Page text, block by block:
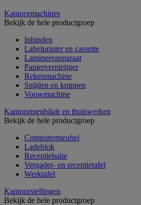
Kantoormachines
Bekijk de hele productgroep
Inbinden
Labelprinter en cassette
Lamineerapparaat
Papiervernietiger
Rekenmachine
Snijden en knippen
Vouwmachine
Kantoormeubilair en thuiswerken
Bekijk de hele productgroep
Computermeubel
Ladeblok
Receptiebalie
Vergader- en receptietafel
Werktafel
Kantoorstellingen
Bekijk de hele productgroep